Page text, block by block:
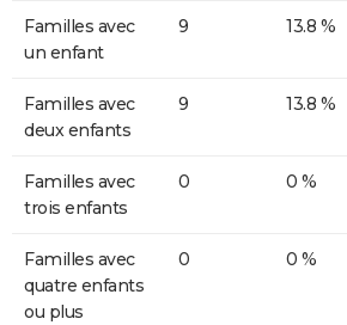
Familles avec
un enfant
9 13.8 %
Familles avec
deux enfants
9 13.8 %
Familles avec
trois enfants
0 0 %
Familles avec
quatre enfants
ou plus
0 0 %